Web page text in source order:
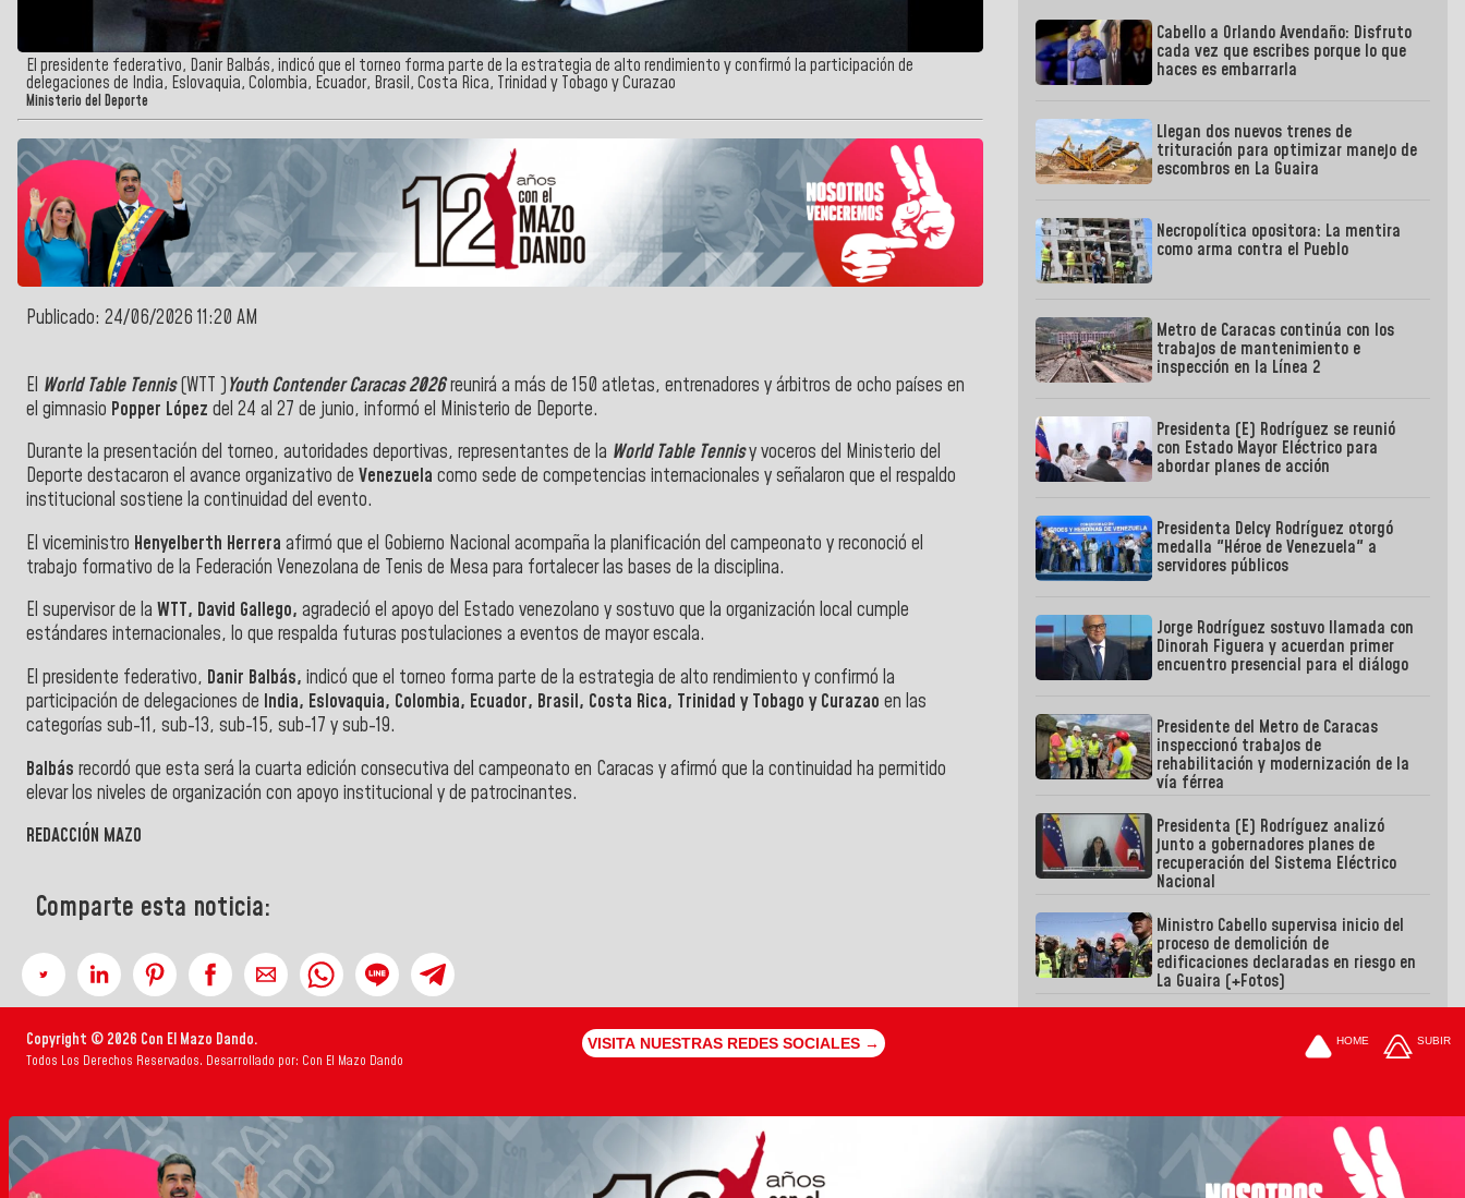
El presidente federativo, Danir Balbás, indicó que el torneo forma parte de la estrategia de alto rendimiento y confirmó la participación de
delegaciones de India, Eslovaquia, Colombia, Ecuador, Brasil, Costa Rica, Trinidad y Tobago y Curazao
Ministerio del Deporte
Publicado: 24/06/2026 11:20 AM
El World Table Tennis(WTT )Youth Contender Caracas 2026reunirá a más de 150 atletas, entrenadores y árbitros de ocho países en
el gimnasio Popper López del 24 al 27 de junio, informó el Ministerio de Deporte.
Durante la presentación del torneo, autoridades deportivas, representantes de la World Table Tennisy voceros del Ministerio del
Deporte destacaron el avance organizativo de Venezuela como sede de competencias internacionales y señalaron que el respaldo
institucional sostiene la continuidad del evento.
El viceministro Henyelberth Herrera afirmó que el Gobierno Nacional acompaña la planificación del campeonato y reconoció el
trabajo formativo de la Federación Venezolana de Tenis de Mesa para fortalecer las bases de la disciplina.
El supervisor de la WTT, David Gallego, agradeció el apoyo del Estado venezolano y sostuvo que la organización local cumple
estándares internacionales, lo que respalda futuras postulaciones a eventos de mayor escala.
El presidente federativo, Danir Balbás, indicó que el torneo forma parte de la estrategia de alto rendimiento y confirmó la
participación de delegaciones de India, Eslovaquia, Colombia, Ecuador, Brasil, Costa Rica, Trinidad y Tobago y Curazao en las
categorías sub-11, sub-13, sub-15, sub-17 y sub-19.
Balbás recordó que esta será la cuarta edición consecutiva del campeonato en Caracas y afirmó que la continuidad ha permitido
elevar los niveles de organización con apoyo institucional y de patrocinantes.
REDACCIÓN MAZO
Comparte esta noticia:
Cabello a Orlando Avendaño: Disfruto
cada vez que escribes porque lo que
haces es embarrarla
Llegan dos nuevos trenes de
trituración para optimizar manejo de
escombros en La Guaira
Necropolítica opositora: La mentira
como arma contra el Pueblo
Metro de Caracas continúa con los
trabajos de mantenimiento e
inspección en la Línea 2
Presidenta (E) Rodríguez se reunió
con Estado Mayor Eléctrico para
abordar planes de acción
Presidenta Delcy Rodríguez otorgó
medalla "Héroe de Venezuela" a
servidores públicos
Jorge Rodríguez sostuvo llamada con
Dinorah Figuera y acuerdan primer
encuentro presencial para el diálogo
Presidente del Metro de Caracas
inspeccionó trabajos de
rehabilitación y modernización de la
vía férrea
Presidenta (E) Rodríguez analizó
junto a gobernadores planes de
recuperación del Sistema Eléctrico
Nacional
Ministro Cabello supervisa inicio del
proceso de demolición de
edificaciones declaradas en riesgo en
La Guaira (+Fotos)
Copyright © 2026 Con El Mazo Dando.
Todos Los Derechos Reservados. Desarrollado por: Con El Mazo Dando
VISITA NUESTRAS REDES SOCIALES → HOME SUBIR